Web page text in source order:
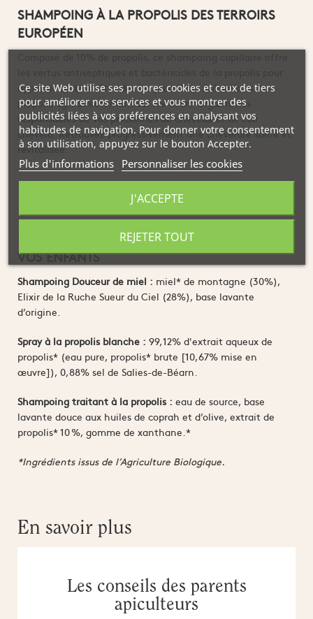
SHAMPOING À LA PROPOLIS DES TERROIRS
EUROPÉEN
apporter un bien-être dès les premières utilisations. La
propolis agit directement sur les micro-organismes
responsables de vos problèmes de cheveux et de cuir
chevelu. Retrouvez progressivement une chevelure saine et
revitalisée.
DES RECETTES SAINES, RESPECTUEUSES DE
VOS ENFANTS
Shampoing Douceur de miel : miel* de montagne (30%),
Elixir de la Ruche Sueur du Ciel (28%), base lavante
d’origine.
Spray à la propolis blanche : 99,12% d'extrait aqueux de
propolis* (eau pure, propolis* brute [10,67% mise en
œuvre]), 0,88% sel de Salies-de-Béarn.
Shampoing traitant à la propolis : eau de source, base
lavante douce aux huiles de coprah et d’olive, extrait de
propolis* 10 %, gomme de xanthane.*
*Ingrédients issus de l’Agriculture Biologique.
En savoir plus
Les conseils des parents
apiculteurs
Ce site Web utilise ses propres cookies et ceux de tiers
pour améliorer nos services et vous montrer des
publicités liées à vos préférences en analysant vos
habitudes de navigation. Pour donner votre consentement
à son utilisation, appuyez sur le bouton Accepter.
Plus d'informations Personnaliser les cookies
REJETER TOUT
J'ACCEPTE